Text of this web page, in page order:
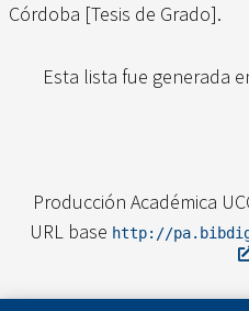
Córdoba [Tesis de Grado].
Esta lista fue generada
Producción Académica
URL base http://